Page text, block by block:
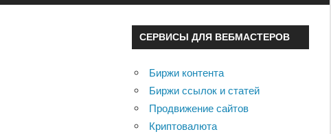
СЕРВИСЫ ДЛЯ ВЕБМАСТЕРОВ
Биржи контента
Биржи ссылок и статей
Продвижение сайтов
Криптовалюта